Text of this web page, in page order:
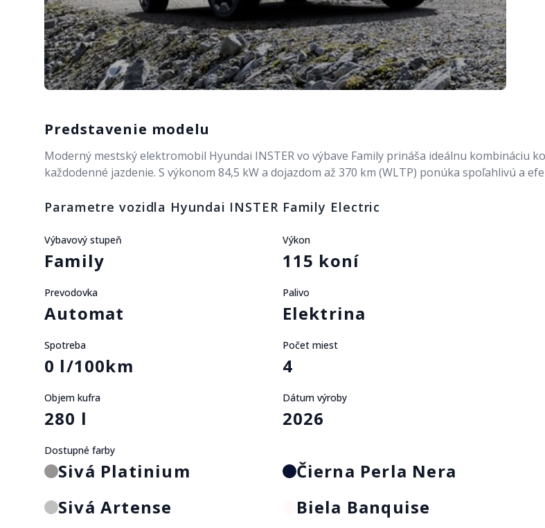
Predstavenie modelu
Moderný mestský elektromobil Hyundai INSTER vo výbave Family prináša ideálnu
každodenné jazdenie. S výkonom 84,5 kW a dojazdom až 370 km (WLTP) ponúka spoľahlivú a
Parametre vozidla Hyundai INSTER Family Electric
Výbavový stupeň
Family
Výkon
115 koní
Prevodovka
Automat
Palivo
Elektrina
Spotreba
0 l/100km
Počet miest
4
Objem kufra
280 l
Dátum výroby
2026
Dostupné farby
Sivá Platinium
Čierna Perla Nera
Sivá Artense
Biela Banquise